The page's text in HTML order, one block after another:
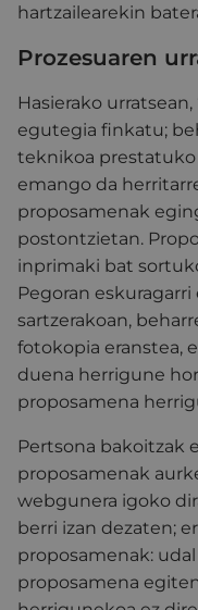
hartzailearekin
Prozesuaren
Hasierako
egutegia finkatu;
teknikoa prestatuko
emango da
proposamenak
postontzietan.
inprimaki bat
Pegoran
sartzerakoan,
fotokopia eranstea,
duena herrigune
proposamena
Pertsona bakoitzak
proposamenak
webgunera igoko
berri izan dezaten;
proposamenak:
proposamena